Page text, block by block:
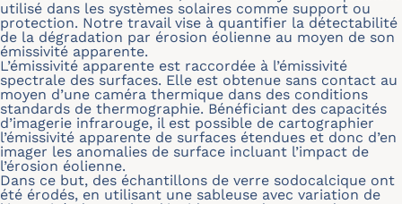
utilisé dans les systèmes solaires comme support ou
protection. Notre travail vise à quantifier la détectabilité
de la dégradation par érosion éolienne au moyen de son
émissivité apparente.
L’émissivité apparente est raccordée à l’émissivité
spectrale des surfaces. Elle est obtenue sans contact au
moyen d’une caméra thermique dans des conditions
standards de thermographie. Bénéficiant des capacités
d’imagerie infrarouge, il est possible de cartographier
l’émissivité apparente de surfaces étendues et donc d’en
imager les anomalies de surface incluant l’impact de
l’érosion éolienne.
Dans ce but, des échantillons de verre sodocalcique ont
été érodés, en utilisant une sableuse avec variation de